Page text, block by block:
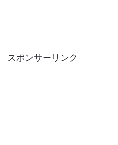
スポンサーリンク